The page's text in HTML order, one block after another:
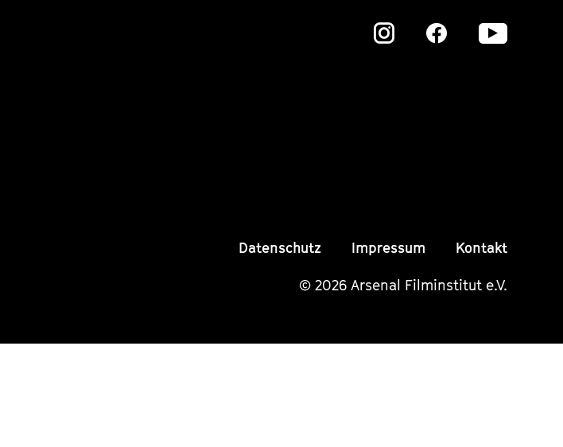
Zu
Zu
Zu
Datenschutz Impressum Kontakt
© 2026 Arsenal Filminstitut e.V.